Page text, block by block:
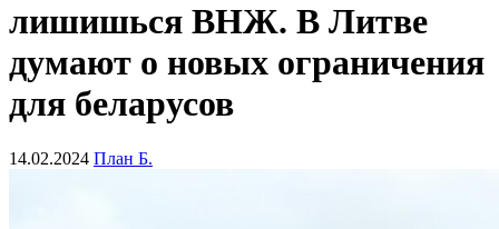
лишишься ВНЖ. В Литве
думают о новых ограничения
для беларусов
14.02.2024 План Б.